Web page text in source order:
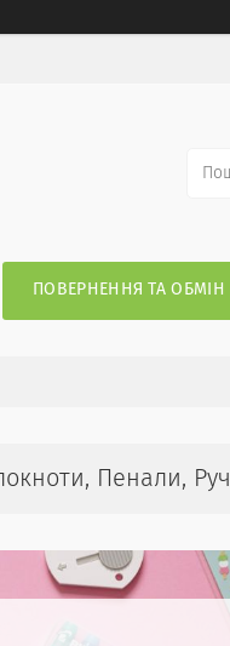
ПОВЕРНЕННЯ ТА ОБМІН
Пенали,